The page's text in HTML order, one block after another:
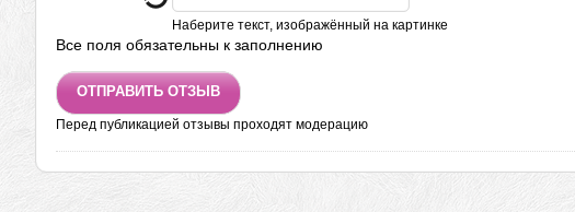
Наберите текст, изображённый на картинке
Все поля обязательны к заполнению
Перед публикацией отзывы проходят модерацию